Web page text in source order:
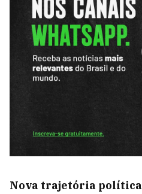
Nova trajetória política